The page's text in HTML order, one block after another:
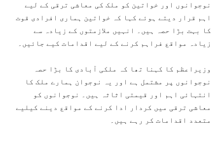
نوجوانوں اور خواتین کو ملک کی معاشی ترقی کے لیے
اہم قرار دیتے ہوئے کہا کہ خواتین ہماری افرادی قوت
کا بہت بڑا حصہ ہیں۔ انہیں ملازمتوں کے زیادہ سے
زیادہ مواقع فراہم کرنے کے لیے اقدامات کیے جائیں۔
وزیراعظم کا کہنا تھا کہ ملکی آبادی کا بڑا حصہ
نوجوانوں پر مشتمل ہے اور یہ نوجوان ہمارے ملک کا
انتہائی اہم اور قیمتی اثاثہ ہیں۔ نوجوانوں کو
معاشی ترقی میں کردار ادا کرنے کے مواقع دینے کیلیے
متعدد اقدامات کر رہے ہیں۔